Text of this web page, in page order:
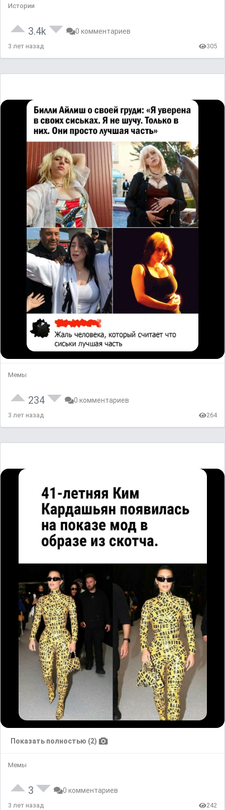
Истории
3.4k 0 комментариев
3 лет назад 305
Мемы
234 0 комментариев
3 лет назад 264
Показать полностью (2)
Мемы
3 0 комментариев
3 лет назад 242